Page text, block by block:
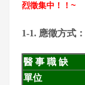
烈徵集中！！~
1-1. 應徵方式：
醫 事 職 缺
單位